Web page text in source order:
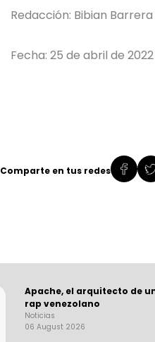
Apache, el arquitecto de
rap venezolano
Noticias
06 August 2026
Redacción: Bibian Barrera
Fecha: 25 de abril de 2022
Comparte en tus redes